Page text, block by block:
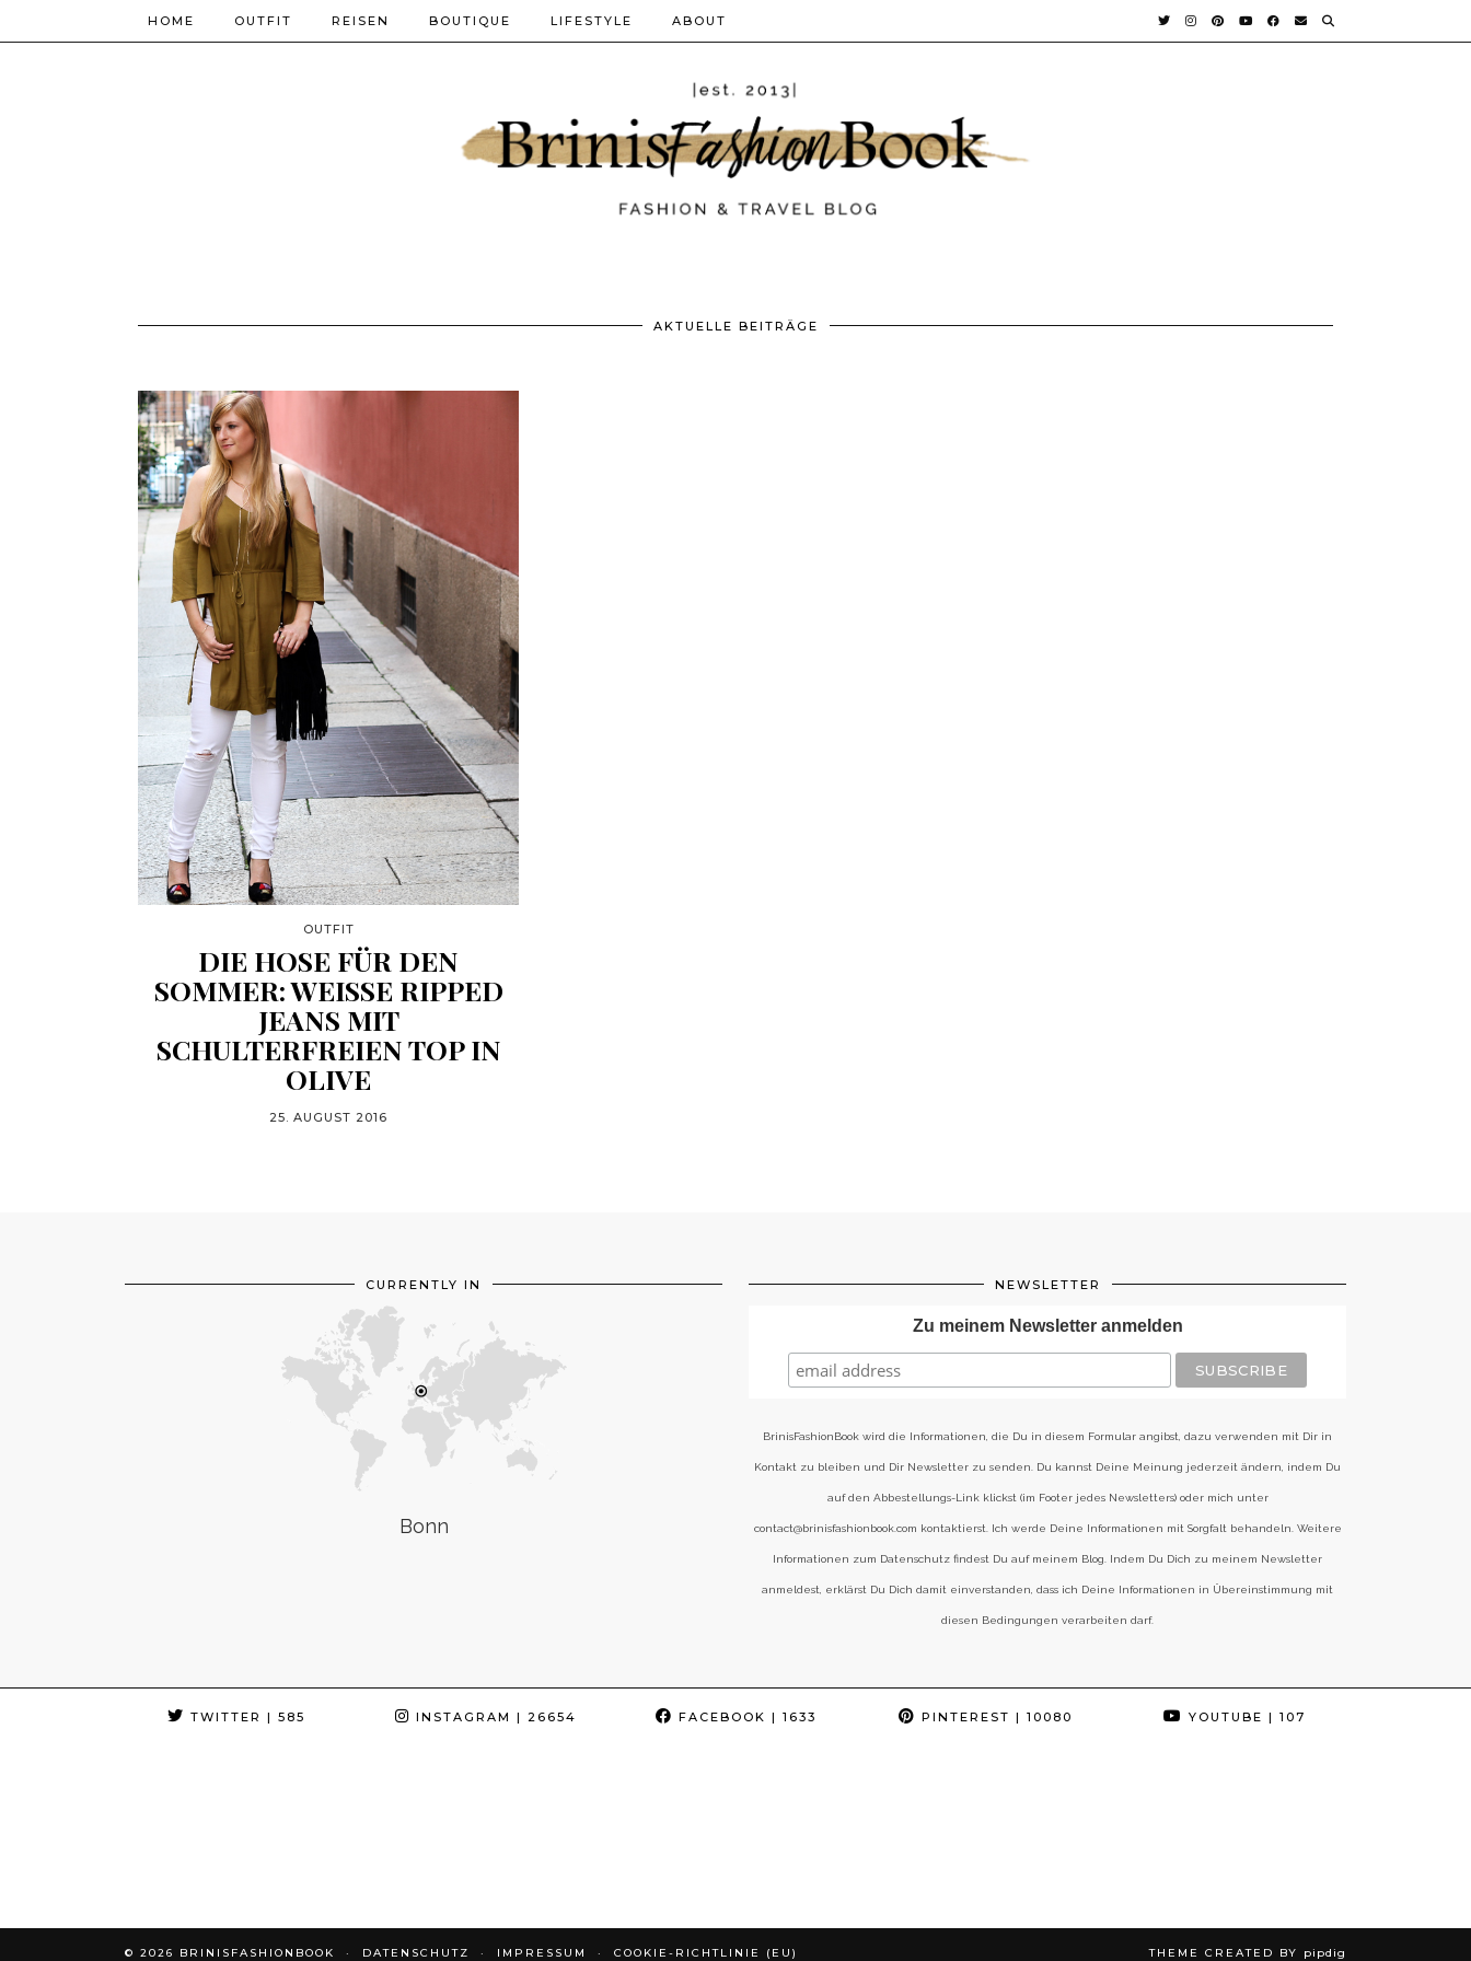
HOME OUTFIT REISEN BOUTIQUE LIFESTYLE ABOUT
AKTUELLE BEITRÄGE
OUTFIT
DIE HOSE FÜR DEN
SOMMER: WEISSE RIPPED J
EANS MIT S
CHULTERFREIEN TOP IN O
LIVE
25. AUGUST 2016
CURRENTLY IN
Bonn
NEWSLETTER
Zu meinem Newsletter anmelden
BrinisFashionBook wird die Informationen, die Du in diesem Formular angibst, dazu verwenden mit Dir in
Kontakt zu bleiben und Dir Newsletter zu senden. Du kannst Deine Meinung jederzeit ändern, indem Du
auf den Abbestellungs-Link klickst (im Footer jedes Newsletters) oder mich unter
contact@brinisfashionbook.com kontaktierst. Ich werde Deine Informationen mit Sorgfalt behandeln. Weitere
Informationen zum Datenschutz findest Du auf meinem Blog. Indem Du Dich zu meinem Newsletter
anmeldest, erklärst Du Dich damit einverstanden, dass ich Deine Informationen in Übereinstimmung mit
diesen Bedingungen verarbeiten darf.
TWITTER | 585 INSTAGRAM | 26654 FACEBOOK | 1633 PINTEREST | 10080 YOUTUBE | 107
© 2026 BRINISFASHIONBOOK DATENSCHUTZ IMPRESSUM COOKIE-RICHTLINIE (EU) THEME CREATED BY pipdig